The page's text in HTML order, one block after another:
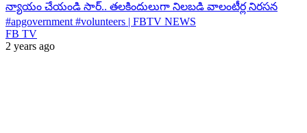
న్యాయం చేయండి సార్.. తలకిందులుగా నిలబడి వాలంటీర్ల నిరసన
#apgovernment #volunteers | FBTV NEWS
FB TV
2 years ago